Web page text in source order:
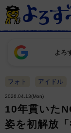
よろ
フォト アイドル
2026.04.13(Mon)
10年貫いた
姿を初解放